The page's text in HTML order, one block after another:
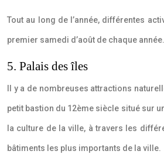
Tout au long de l’année, différentes
premier samedi d’août de chaque
5. Palais des îles
Il y a de nombreuses attractions
petit bastion du 12ème siècle situé sur
la culture de la ville, à travers les
bâtiments les plus importants de la ville.